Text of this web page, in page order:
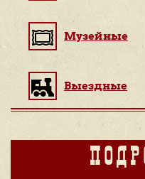
Музейные
Выездные